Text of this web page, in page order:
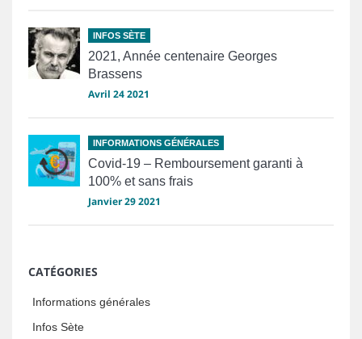
INFOS SÈTE
2021, Année centenaire Georges
Brassens
Avril 24 2021
INFORMATIONS GÉNÉRALES
Covid-19 – Remboursement garanti à
100% et sans frais
Janvier 29 2021
CATÉGORIES
Informations générales
Infos Sète